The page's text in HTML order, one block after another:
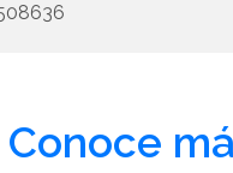
Conoce